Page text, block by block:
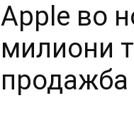
Apple во
милиони
продажба